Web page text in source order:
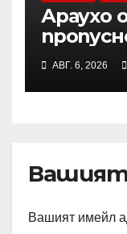
Араухо
сезона
заради
бедро
АВГ. 6, 2026
Вашият имейл